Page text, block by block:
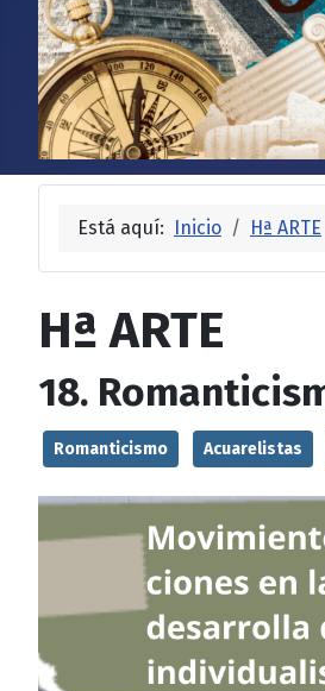
Está aquí: Inicio Hª ARTE
Hª ARTE
18.
Romanticismo Acuarelistas